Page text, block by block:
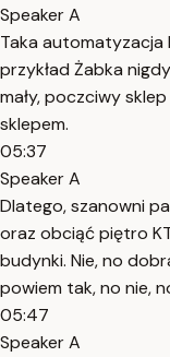
Speaker A
Taka automatyzacja
przykład Żabka
mały, poczciwy
sklepem.
05:37
Speaker A
Dlatego, szanowni
oraz obciąć piętro
budynki. Nie, no
powiem tak, no nie,
05:47
Speaker A